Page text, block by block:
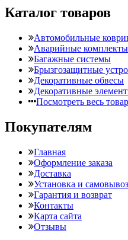
Каталог товаров
Автомобильные
Аварийные комплекты
Багажные системы
Брызгозащитные
Декоративные обвесы
Декоративные
Посмотреть весь товар
Покупателям
Главная
Оформление заказа
Доставка
Установка и самовывоз
Гарантия и возврат
Контакты
Карта сайта
Отзывы